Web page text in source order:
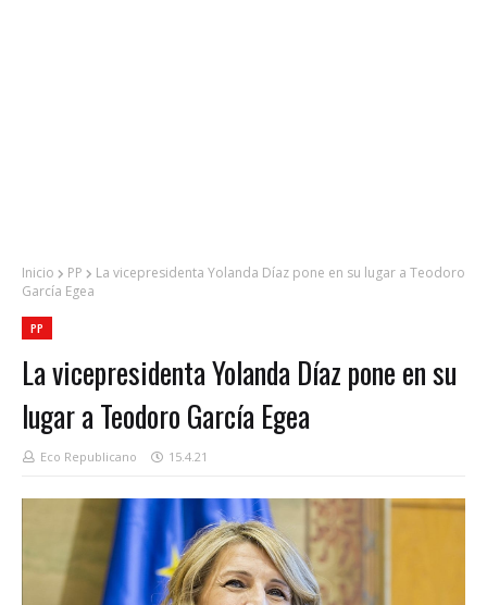
Inicio PP
La vicepresidenta Yolanda Díaz pone en su lugar a Teodoro
García Egea
PP
La vicepresidenta Yolanda Díaz pone en su
lugar a Teodoro García Egea
Eco Republicano 15.4.21